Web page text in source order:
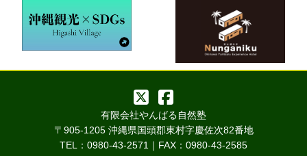
有限会社やんばる自然塾
〒905-1205 沖縄県国頭郡東村字慶佐次82番地
TEL：0980-43-2571｜FAX：0980-43-2585